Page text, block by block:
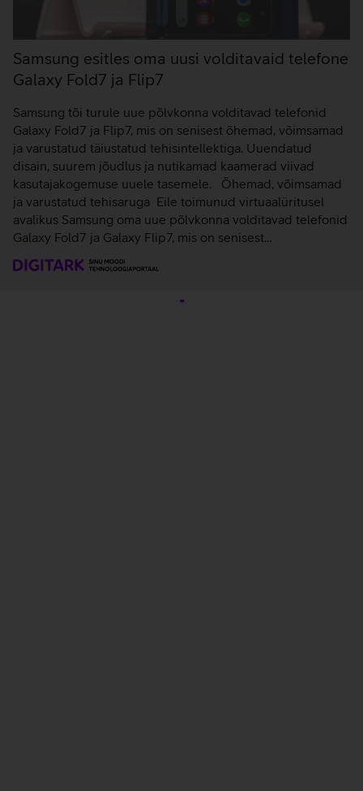
Samsung esitles oma uusi volditavaid telefone
Galaxy Fold7 ja Flip7
Samsung tõi turule uue põlvkonna volditavad telefonid
Galaxy Fold7 ja Flip7, mis on senisest õhemad, võimsamad
ja varustatud täiustatud tehisintellektiga. Uuendatud
disain, suurem jõudlus ja nutikamad kaamerad viivad
kasutajakogemuse uuele tasemele. Õhemad, võimsamad
ja varustatud tehisaruga Eile toimunud virtuaalüritusel
avalikus Samsung oma uue põlvkonna volditavad telefonid
Galaxy Fold7 ja Galaxy Flip7, mis on senisest…